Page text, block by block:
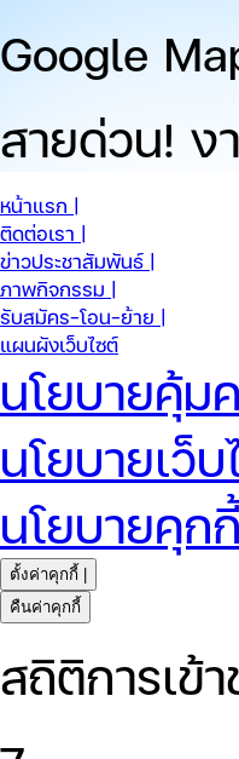
Google
สายด่วน! ง
หน้าแรก |
ติดต่อเรา |
ข่าวประชาสัมพันธ์ |
ภาพกิจกรรม |
รับสมัคร-โอน-ย้าย |
แผนผังเว็บไซต์
นโยบายคุ้
นโยบายเว็
นโยบายคุก
ตั้งค่าคุกกี้ |
คืนค่าคุกกี้
สถิติการเข้